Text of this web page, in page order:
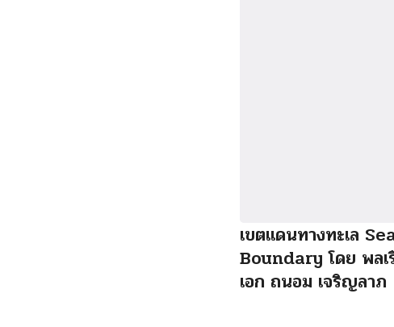
เขตแดนทางทะเล
Boundary โดย พลเ
เอก ถนอม เจริญลาภ